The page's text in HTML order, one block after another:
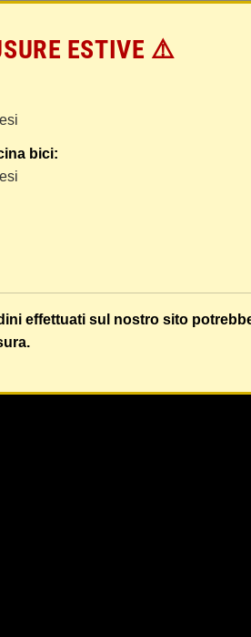
ESTIVE ⚠️
bici:
effettuati sul nostro sito
Best Seller
Nuovi
Modifica
d'uso